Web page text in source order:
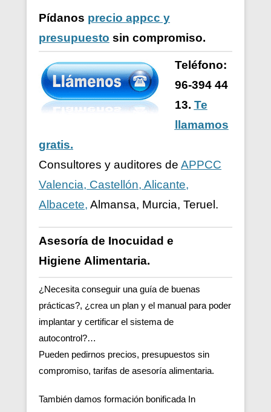
Pídanos precio appcc y
presupuesto sin compromiso.
Teléfono:
96-394 44
13. Te
llamamos
gratis.
Consultores y auditores de APPCC
Valencia, Castellón, Alicante,
Albacete, Almansa, Murcia, Teruel.
Asesoría de Inocuidad e
Higiene Alimentaria.
¿Necesita conseguir una guía de buenas
prácticas?, ¿crea un plan y el manual para poder
implantar y certificar el sistema de
autocontrol?…
Pueden pedirnos precios, presupuestos sin
compromiso, tarifas de asesoría alimentaria.
También damos formación bonificada In